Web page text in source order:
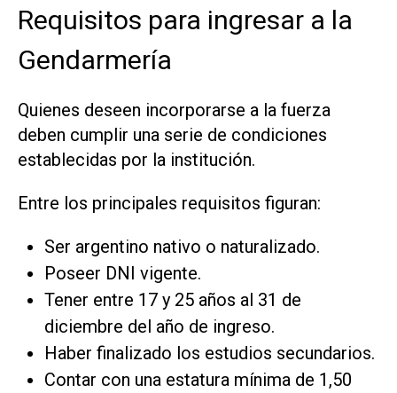
Requisitos para ingresar a la
Gendarmería
Quienes deseen incorporarse a la fuerza
deben cumplir una serie de condiciones
establecidas por la institución.
Entre los principales requisitos figuran:
Ser argentino nativo o naturalizado.
Poseer DNI vigente.
Tener entre 17 y 25 años al 31 de
diciembre del año de ingreso.
Haber finalizado los estudios secundarios.
Contar con una estatura mínima de 1,50